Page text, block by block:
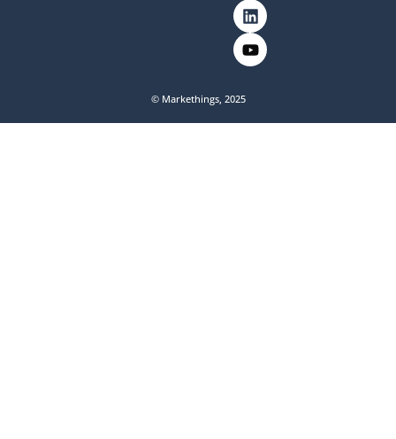
© Markethings, 2025